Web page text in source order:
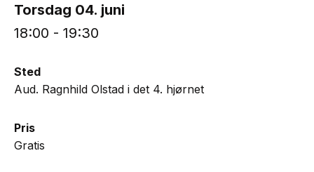
Torsdag 04. juni
18:00 - 19:30
Sted
Aud. Ragnhild Olstad i det 4. hjørnet
Pris
Gratis